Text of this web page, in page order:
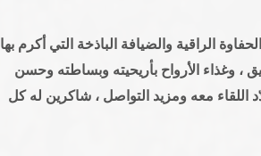
الراقية والضيافة الباذخة التي أكرم بها
، وغذاء الأرواح بأريحيته وبساطته وحسن
اللقاء معه ومزيد التواصل ، شاكرين له كل